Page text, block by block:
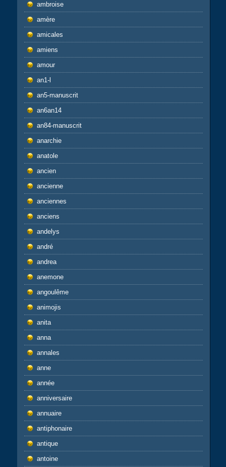
ambroise
amère
amicales
amiens
amour
an1-l
an5-manuscrit
an6an14
an84-manuscrit
anarchie
anatole
ancien
ancienne
anciennes
anciens
andelys
andré
andrea
anemone
angoulême
animojis
anita
anna
annales
anne
année
anniversaire
annuaire
antiphonaire
antique
antoine